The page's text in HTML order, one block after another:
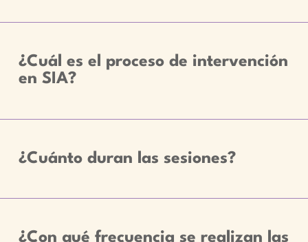
¿Cuál es el proceso de intervención
en SIA?
¿Cuánto duran las sesiones?
¿Con qué frecuencia se realizan las